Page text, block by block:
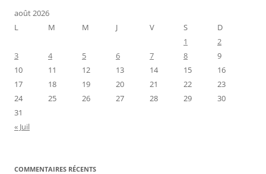
août 2026
L
M M J V S
D
1
2
3
4 5 6 7 8
9
10
11 12 13 14 15
16
17
18 19 20 21 22
23
24
25 26 27 28 29
30
31
« Juil
COMMENTAIRES RÉCENTS